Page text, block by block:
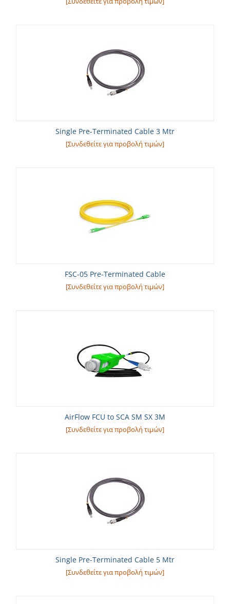
Single Pre-Terminated Cable 3 Mtr
[Συνδεθείτε για προβολή τιμών]
FSC-05 Pre-Terminated Cable
[Συνδεθείτε για προβολή τιμών]
AirFlow FCU to SCA SM SX 3M
[Συνδεθείτε για προβολή τιμών]
Single Pre-Terminated Cable 5 Mtr
[Συνδεθείτε για προβολή τιμών]